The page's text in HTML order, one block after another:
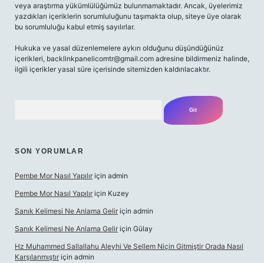
veya araştırma yükümlülüğümüz bulunmamaktadır. Ancak, üyelerimiz
yazdıkları içeriklerin sorumluluğunu taşımakta olup, siteye üye olarak
bu sorumluluğu kabul etmiş sayılırlar.
Hukuka ve yasal düzenlemelere aykırı olduğunu düşündüğünüz
içerikleri, backlinkpanelicomtr@gmail.com adresine bildirmeniz halinde,
ilgili içerikler yasal süre içerisinde sitemizden kaldırılacaktır.
SON YORUMLAR
Pembe Mor Nasıl Yapılır için admin
Pembe Mor Nasıl Yapılır için Kuzey
Sanık Kelimesi Ne Anlama Gelir için admin
Sanık Kelimesi Ne Anlama Gelir için Gülay
Hz Muhammed Sallallahu Aleyhi Ve Sellem Niçin Gitmiştir Orada Nasıl
Karşılanmıştır için admin